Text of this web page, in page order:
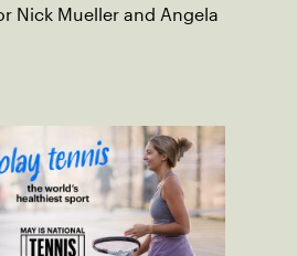
Nick Mueller and Angela